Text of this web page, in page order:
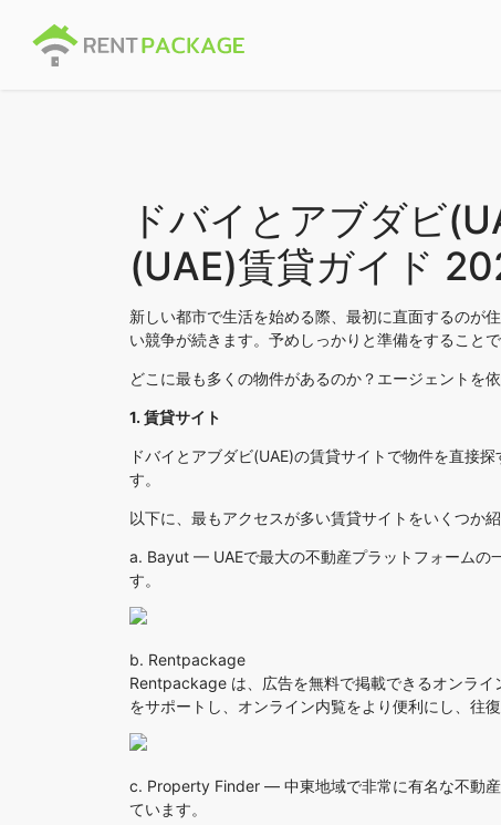
ドバイとアブダビ
(UAE)賃貸ガイド
新しい都市で生活を始める際、最初に直面するのが
い競争が続きます。予めしっかりと準備をすること
どこに最も多くの物件があるのか？エージェントを
1. 賃貸サイト
ドバイとアブダビ(UAE)の賃貸サイトで物件を直接
す。
以下に、最もアクセスが多い賃貸サイトをいくつか紹
a. Bayut — UAEで最大の不動産プラットフォームの
す。
b. Rentpackage
Rentpackage は、広告を無料で掲載できるオンラ
をサポートし、オンライン内覧をより便利にし、往
c. Property Finder — 中東地域で非常に有名な不動
ています。